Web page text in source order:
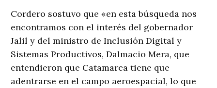
Cordero sostuvo que «en esta búsqueda nos
encontramos con el interés del gobernador
Jalil y del ministro de Inclusión Digital y
Sistemas Productivos, Dalmacio Mera, que
entendieron que Catamarca tiene que
adentrarse en el campo aeroespacial, lo que